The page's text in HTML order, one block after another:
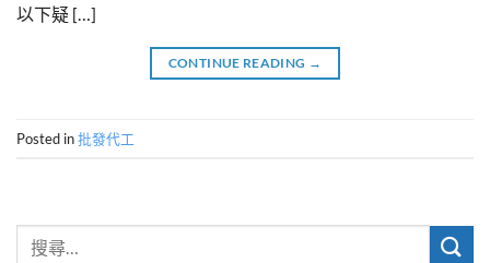
以下疑 […]
CONTINUE READING →
Posted in批發代工